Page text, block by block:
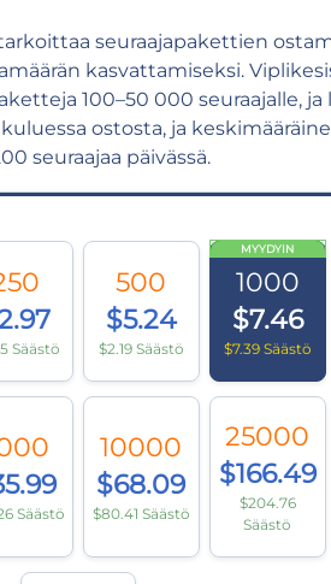
seuraajapakettien
kasvattamiseksi.
100–50 000 seuraajalle,
kuluessa ostosta, ja
seuraajaa päivässä.
Säästö
500
$5.24
$2.19 Säästö
MYYDYIN
1000
$7.46
$7.39 Säästö
Säästö
10000
$68.09
$80.41 Säästö
25000
$166.49
$204.76
Säästö